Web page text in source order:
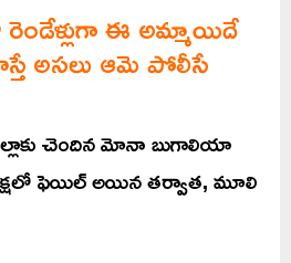
ఈ అమ్మాయిదే
అసలు ఆమె పోలీసే
చెందిన మోనా బుగాలియా
ఫెయిల్ అయిన తర్వాత, మూలి